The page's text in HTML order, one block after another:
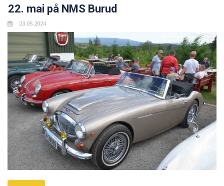
22. mai på NMS Burud
23.05.2024